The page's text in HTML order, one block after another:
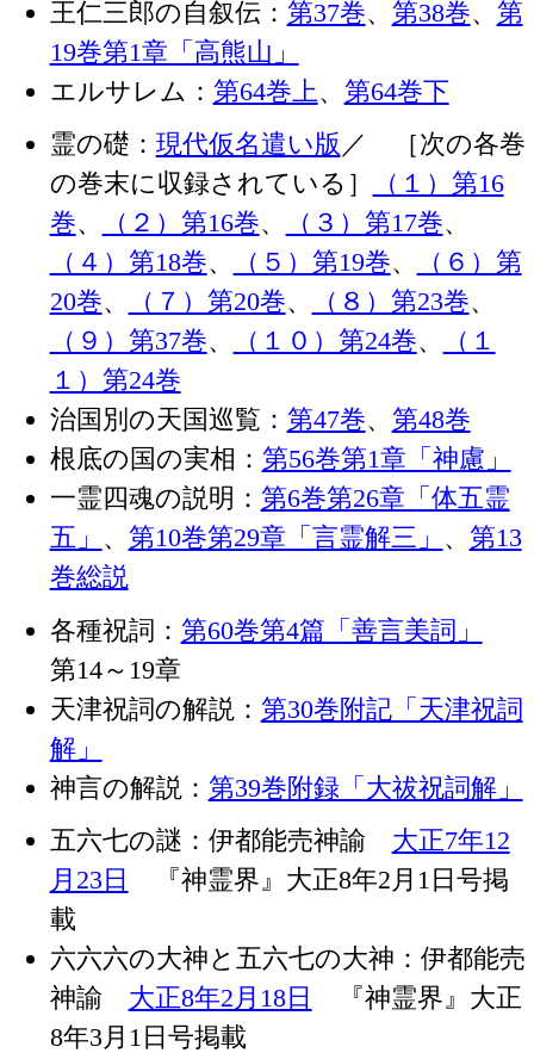
王仁三郎の自叙伝： 第37巻、 第38巻、 第
19巻第1章「高熊山」
エルサレム： 第64巻上、 第64巻下
霊の礎： 現代仮名遣い版 ／ ［次の各巻
の巻末に収録されている］
（１）第16
巻、 （２）第16巻、 （３）第17巻、
（４）第18巻、 （５）第19巻、
（６）第
20巻、 （７）第20巻、 （８）第23巻、
（９）第37巻、 （１０）第24巻、
（１
１）第24巻
治国別の天国巡覧： 第47巻、 第48巻
根底の国の実相： 第56巻第1章「神慮」
一霊四魂の説明： 第6巻第26章「体五霊
五」 、 第10巻第29章「言霊解三」 、 第13
巻総説
各種祝詞： 第60巻第4篇「善言美詞」
第14～19章
天津祝詞の解説： 第30巻附記「天津祝詞
解」
神言の解説： 第39巻附録「大祓祝詞解」
五六七の謎：伊都能売神諭 大正7年12
月23日
『神霊界』大正8年2月1日号掲
載
六六六の大神と五六七の大神：伊都能売
神諭 大正8年2月18日
『神霊界』大正
8年3月1日号掲載